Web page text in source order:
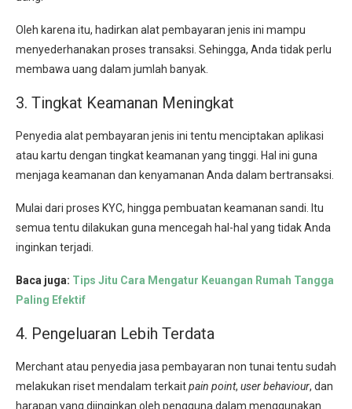
Oleh karena itu, hadirkan alat pembayaran jenis ini mampu
menyederhanakan proses transaksi. Sehingga, Anda tidak perlu
membawa uang dalam jumlah banyak.
3. Tingkat Keamanan Meningkat
Penyedia alat pembayaran jenis ini tentu menciptakan aplikasi
atau kartu dengan tingkat keamanan yang tinggi. Hal ini guna
menjaga keamanan dan kenyamanan Anda dalam bertransaksi.
Mulai dari proses KYC, hingga pembuatan keamanan sandi. Itu
semua tentu dilakukan guna mencegah hal-hal yang tidak Anda
inginkan terjadi.
Baca juga: Tips Jitu Cara Mengatur Keuangan Rumah Tangga
Paling Efektif
4. Pengeluaran Lebih Terdata
Merchant atau penyedia jasa pembayaran non tunai tentu sudah
melakukan riset mendalam terkaitpain point, user behaviour, dan
harapan yang diinginkan oleh pengguna dalam menggunakan